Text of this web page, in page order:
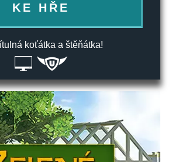
KE HŘE
koťátka a štěňátka!